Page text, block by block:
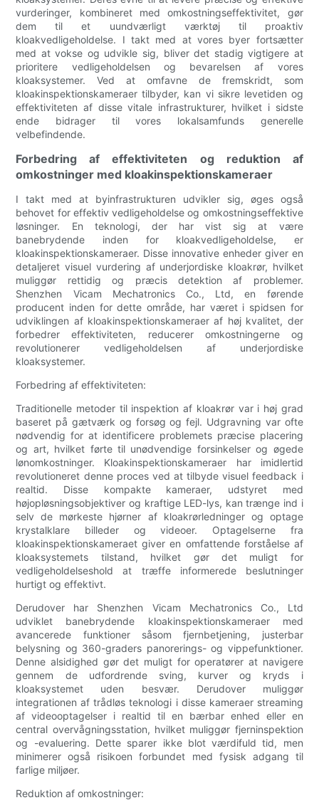
vurderinger, kombineret med omkostningseffektivitet, gør
dem til et uundværligt værktøj til proaktiv
kloakvedligeholdelse. I takt med at vores byer fortsætter
med at vokse og udvikle sig, bliver det stadig vigtigere at
prioritere vedligeholdelsen og bevarelsen af vores
kloaksystemer. Ved at omfavne de fremskridt, som
kloakinspektionskameraer tilbyder, kan vi sikre levetiden og
effektiviteten af disse vitale infrastrukturer, hvilket i sidste
ende bidrager til vores lokalsamfunds generelle
velbefindende.
Forbedring af effektiviteten og reduktion af
omkostninger med kloakinspektionskameraer
I takt med at byinfrastrukturen udvikler sig, øges også
behovet for effektiv vedligeholdelse og omkostningseffektive
løsninger. En teknologi, der har vist sig at være
banebrydende inden for kloakvedligeholdelse, er
kloakinspektionskameraer. Disse innovative enheder giver en
detaljeret visuel vurdering af underjordiske kloakrør, hvilket
muliggør rettidig og præcis detektion af problemer.
Shenzhen Vicam Mechatronics Co., Ltd, en førende
producent inden for dette område, har været i spidsen for
udviklingen af kloakinspektionskameraer af høj kvalitet, der
forbedrer effektiviteten, reducerer omkostningerne og
revolutionerer vedligeholdelsen af underjordiske
kloaksystemer.
Forbedring af effektiviteten:
Traditionelle metoder til inspektion af kloakrør var i høj grad
baseret på gætværk og forsøg og fejl. Udgravning var ofte
nødvendig for at identificere problemets præcise placering
og art, hvilket førte til unødvendige forsinkelser og øgede
lønomkostninger. Kloakinspektionskameraer har imidlertid
revolutioneret denne proces ved at tilbyde visuel feedback i
realtid. Disse kompakte kameraer, udstyret med
højopløsningsobjektiver og kraftige LED-lys, kan trænge ind i
selv de mørkeste hjørner af kloakrørledninger og optage
krystalklare billeder og videoer. Optagelserne fra
kloakinspektionskameraet giver en omfattende forståelse af
kloaksystemets tilstand, hvilket gør det muligt for
vedligeholdelseshold at træffe informerede beslutninger
hurtigt og effektivt.
Derudover har Shenzhen Vicam Mechatronics Co., Ltd
udviklet banebrydende kloakinspektionskameraer med
avancerede funktioner såsom fjernbetjening, justerbar
belysning og 360-graders panorerings- og vippefunktioner.
Denne alsidighed gør det muligt for operatører at navigere
gennem de udfordrende sving, kurver og kryds i
kloaksystemet uden besvær. Derudover muliggør
integrationen af trådløs teknologi i disse kameraer streaming
af videooptagelser i realtid til en bærbar enhed eller en
central overvågningsstation, hvilket muliggør fjerninspektion
og -evaluering. Dette sparer ikke blot værdifuld tid, men
minimerer også risikoen forbundet med fysisk adgang til
farlige miljøer.
Reduktion af omkostninger: